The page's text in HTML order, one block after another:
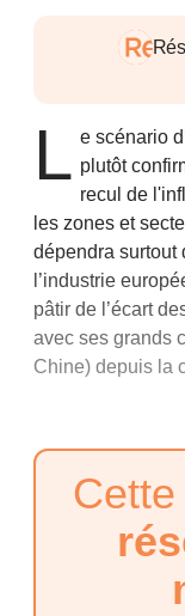
L e scénario
plutôt
recul de
les zones et
dépendra surtout
l’industrie
pâtir de l’écart
avec ses grands
Chine) depuis la